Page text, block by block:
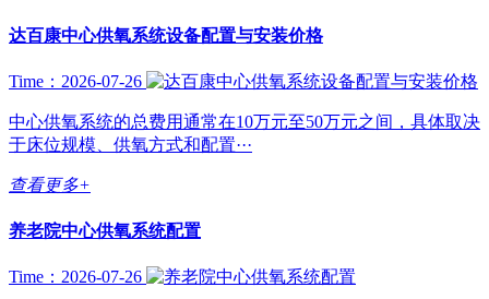
达百康中心供氧系统设备配置与安装价格
Time：2026-07-26
中心供氧系统的总费用通常在10万元至50万元之间，具体取决
于床位规模、供氧方式和配置···
查看更多+
养老院中心供氧系统配置
Time：2026-07-26